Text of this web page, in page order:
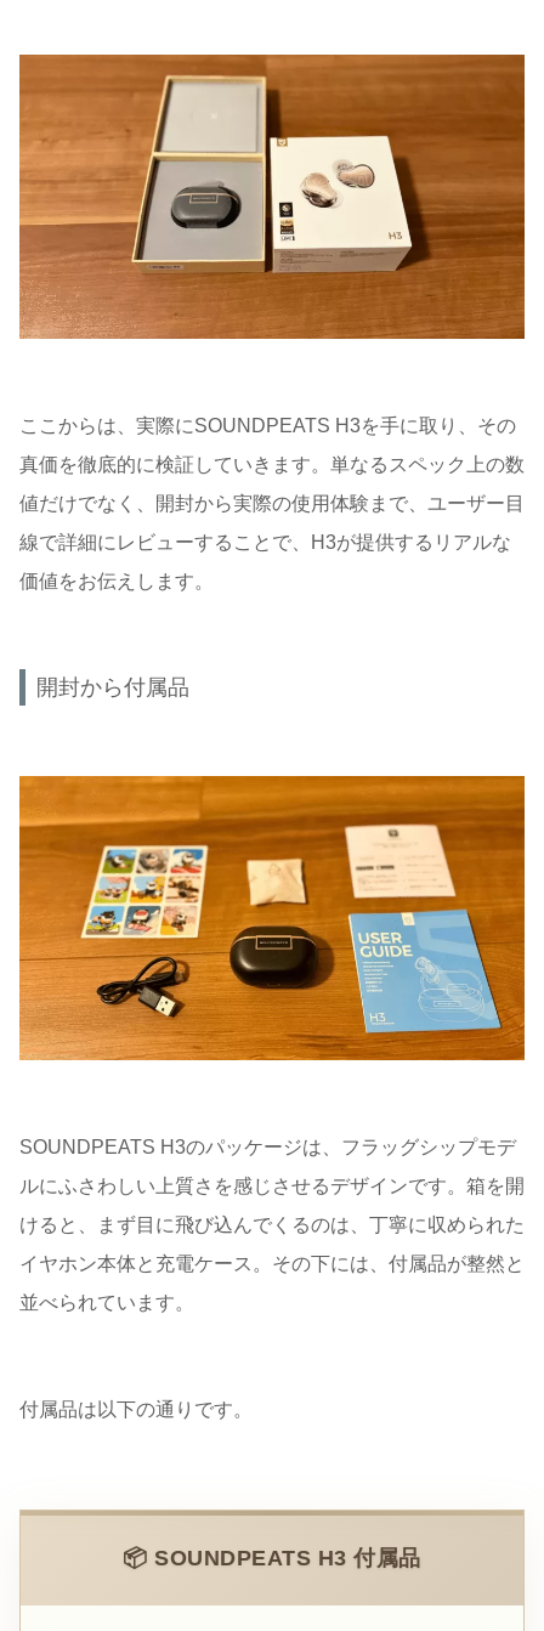
ここからは、実際にSOUNDPEATS H3を手に取り、その
真価を徹底的に検証していきます。単なるスペック上の数
値だけでなく、開封から実際の使用体験まで、ユーザー目
線で詳細にレビューすることで、H3が提供するリアルな
価値をお伝えします。
開封から付属品
SOUNDPEATS H3のパッケージは、フラッグシップモデ
ルにふさわしい上質さを感じさせるデザインです。箱を開
けると、まず目に飛び込んでくるのは、丁寧に収められた
イヤホン本体と充電ケース。その下には、付属品が整然と
並べられています。
付属品は以下の通りです。
📦 SOUNDPEATS H3 付属品